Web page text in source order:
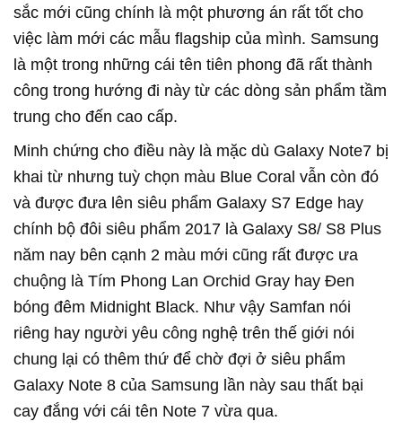
sắc mới cũng chính là một phương án rất tốt cho
việc làm mới các mẫu flagship của mình. Samsung
là một trong những cái tên tiên phong đã rất thành
công trong hướng đi này từ các dòng sản phẩm tầm
trung cho đến cao cấp.
Minh chứng cho điều này là mặc dù Galaxy Note7 bị
khai từ nhưng tuỳ chọn màu Blue Coral vẫn còn đó
và được đưa lên siêu phẩm Galaxy S7 Edge hay
chính bộ đôi siêu phẩm 2017 là Galaxy S8/ S8 Plus
năm nay bên cạnh 2 màu mới cũng rất được ưa
chuộng là Tím Phong Lan Orchid Gray hay Đen
bóng đêm Midnight Black. Như vậy Samfan nói
riêng hay người yêu công nghệ trên thế giới nói
chung lại có thêm thứ để chờ đợi ở siêu phẩm
Galaxy Note 8 của Samsung lần này sau thất bại
cay đắng với cái tên Note 7 vừa qua.